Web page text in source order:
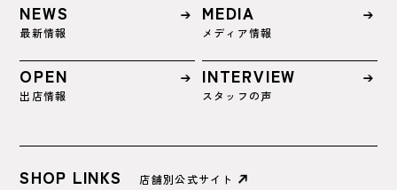
NEWS
最新情報
MEDIA
メディア情報
OPEN
出店情報
INTERVIEW
スタッフの声
SHOP LINKS 店舗別公式サイト